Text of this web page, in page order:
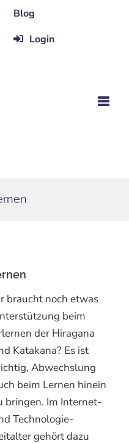
Blog
Login
braucht noch etwas
beim
der Hiragana
Katakana? Es ist
Abwechslung
beim Lernen hinein
bringen. Im Internet-
Technologie-
gehört dazu